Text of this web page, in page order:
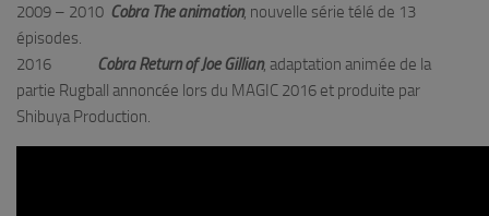
2009 – 2010 Cobra The animation, nouvelle série télé de 13
épisodes.
2016 Cobra Return of Joe Gillian, adaptation animée de la
partie Rugball annoncée lors du MAGIC 2016 et produite par
Shibuya Production.